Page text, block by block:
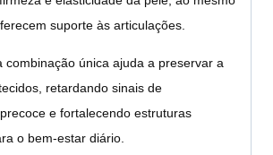
suporte às articulações.
combinação única ajuda a preservar a
retardando sinais de
e fortalecendo estruturas
o bem-estar diário.